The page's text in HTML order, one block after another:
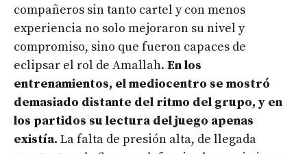
compañeros sin tanto cartel y con menos
experiencia no solo mejoraron su nivel y
compromiso, sino que fueron capaces de
eclipsar el rol de Amallah. En los
entrenamientos, el mediocentro se mostró
demasiado distante del ritmo del grupo, y en
los partidos su lectura del juego apenas
existía. La falta de presión alta, de llegada